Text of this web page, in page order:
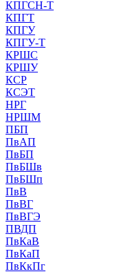
КПГСН-Т
КПГТ
КПГУ
КПГУ-Т
КРШС
КРШУ
КСР
КСЭТ
НРГ
НРШМ
ПБП
ПвАП
ПвБП
ПвБШв
ПвБШп
ПвВ
ПвВГ
ПвВГЭ
ПВДП
ПвКаВ
ПвКаП
ПвКкПг